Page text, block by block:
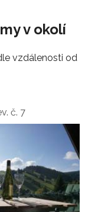
v okolí
vzdálenosti od
č. 7